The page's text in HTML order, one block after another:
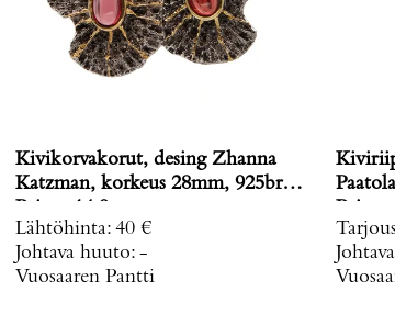
Kivikorvakorut, desing Zhanna
Katzman, korkeus 28mm, 925br,
Lähtöhinta: 40 €
Johtava huuto: -
Vuosaaren Pantti
Tarjous